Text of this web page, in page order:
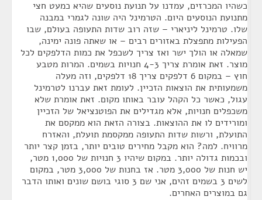
כשהיו המכרזים, עמדנו על תנועת נוסעים שהיא כמעט חצי
מתנועת הנוסעים היום. הטרמינל היה שונה לגמרי במבנה
שלו. טרמינל ליניארי – שזה רוב שדות התעופה בעולם, שבו
הפעילות מתפצלת באזורים רבים – או שאתה פונה ימינה,
שמאלה או הולך ישר ואז צריך לשכפל את כמות הדלפקים לכל
מוצר. זאת אומרת צריך 4-3 חנויות בשמים. המרות מטבע
חוץ – במקום 6 דלפקים צריך 18 דלפקים, וזה מעלה
משמעותית את הוצאות הזכיין. לעומת זאת עברנו לטרמינל
עגול, כאשר כל הקהל עובר באותו מקום. זאת אומרת שלא
משכפלים חנויות, אלא מגדילים את הפוטנציאל של הזכיין
ומורידים לו את ההוצאות. בצורה הזאת הוא ממקסם את
התועלת, ורשות שדות התעופה ממקסמת תועלת, והאזרח
מרוויח. למה? הוא מקבל מחירים טובים יותר, בזמן קצר יותר
ובכמות גדולה יותר. במקום שיהיו 3 חנויות של 1,000 מטר,
יש חנות של 3,000 מטר. אז בחנות של 3,000 מטר, במקום
לשים 3 בשמים זהים, אני שם 3 סוגי בושם שונים ואותו הדבר
גם במוצרים האחרים.